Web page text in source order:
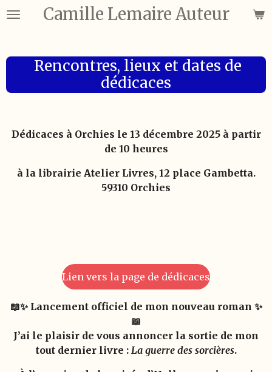
Passer
principal
Camille Lemaire Auteur
Rencontres, lieux et dates de
dédicaces
Dédicaces à Orchies le 13 décembre 2025 à partir
de 10 heures
à la librairie Atelier Livres, 12 place Gambetta.
59310 Orchies
Lien vers la page de dédicaces
📖✨ Lancement officiel de mon nouveau roman ✨
📖
J’ai le plaisir de vous annoncer la sortie de mon
tout dernier livre : La guerre des sorcières.